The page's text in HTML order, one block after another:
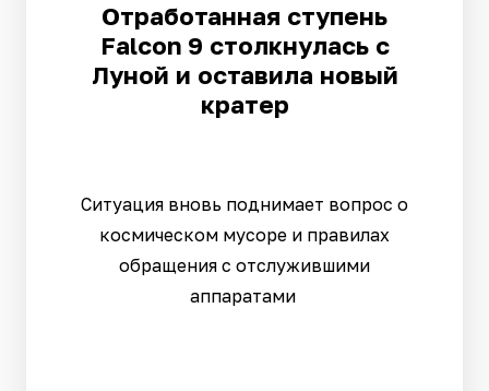
Отработанная ступень
Falcon 9 столкнулась с
Луной и оставила новый
кратер
Ситуация вновь поднимает вопрос о
космическом мусоре и правилах
обращения с отслужившими
аппаратами